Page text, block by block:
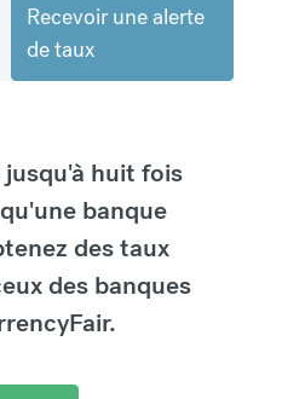
Recevoir une alerte
de taux
huit fois
banque
des taux
des banques